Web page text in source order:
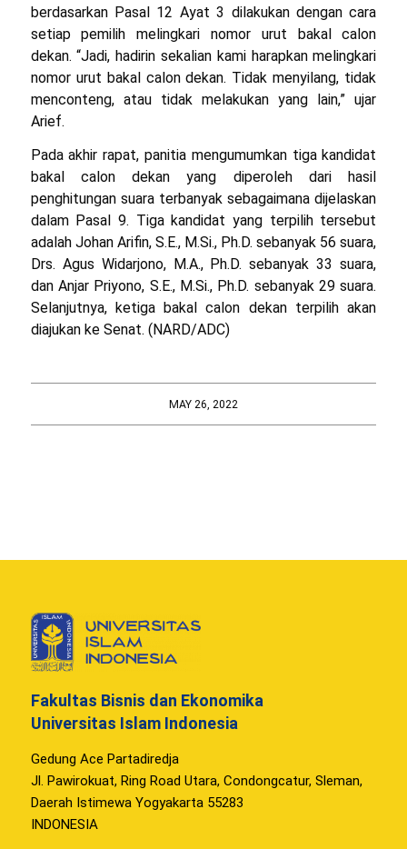
berdasarkan Pasal 12 Ayat 3 dilakukan dengan cara
setiap pemilih melingkari nomor urut bakal calon
dekan. “Jadi, hadirin sekalian kami harapkan melingkari
nomor urut bakal calon dekan. Tidak menyilang, tidak
menconteng, atau tidak melakukan yang lain,” ujar
Arief.
Pada akhir rapat, panitia mengumumkan tiga kandidat
bakal calon dekan yang diperoleh dari hasil
penghitungan suara terbanyak sebagaimana dijelaskan
dalam Pasal 9. Tiga kandidat yang terpilih tersebut
adalah Johan Arifin, S.E., M.Si., Ph.D. sebanyak 56 suara,
Drs. Agus Widarjono, M.A., Ph.D. sebanyak 33 suara,
dan Anjar Priyono, S.E., M.Si., Ph.D. sebanyak 29 suara.
Selanjutnya, ketiga bakal calon dekan terpilih akan
diajukan ke Senat. (NARD/ADC)
MAY 26, 2022
Fakultas Bisnis dan Ekonomika
Universitas Islam Indonesia
Gedung Ace Partadiredja
Jl. Pawirokuat, Ring Road Utara, Condongcatur, Sleman,
Daerah Istimewa Yogyakarta 55283
INDONESIA